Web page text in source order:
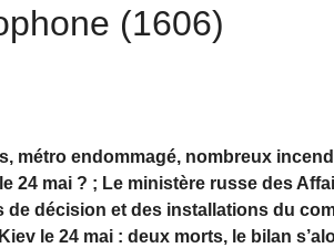
(1606)
métro endommagé, nombreux
24 mai ? ; Le ministère russe des
décision et des installations du
le 24 mai : deux morts, le bilan